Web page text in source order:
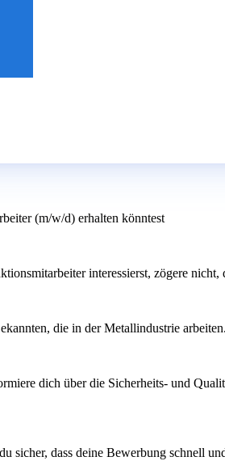
(m/w/d) erhalten könntest
interessierst, zögere
die in der Metallindustrie
dich über die Sicherheits- und
sicher, dass deine Bewerbung schnell